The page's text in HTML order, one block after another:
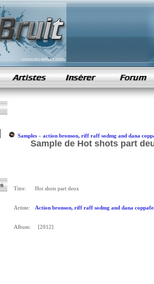
samples de rap
Samples» action bronson, riff raff sodmg and dana
Sample de Hot shots part
Titre: Hot shots part deux
Artiste: Action bronson, riff raff sodmg and dana
Album: [2012]